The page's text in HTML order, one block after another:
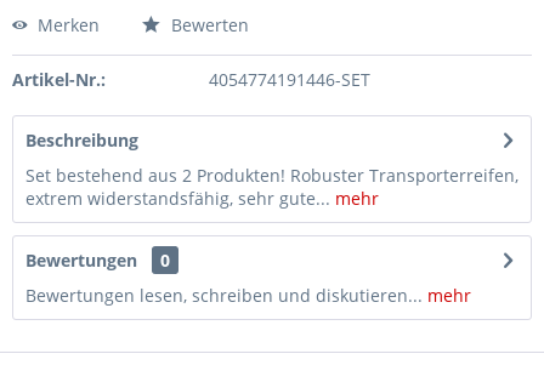
Merken Bewerten
Artikel-Nr.: 4054774191446-SET
Beschreibung
Set bestehend aus 2 Produkten! Robuster Transporterreifen,
extrem widerstandsfähig, sehr gute... mehr
Bewertungen
0
Bewertungen lesen, schreiben und diskutieren... mehr